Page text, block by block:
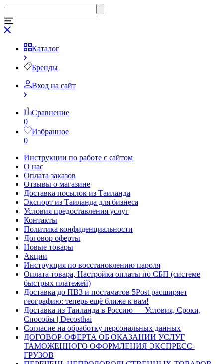
Каталог
Бренды
Вход на сайт
Сравнение
0
Избранное
0
Инструкции по работе с сайтом
О нас
Оплата заказов
Отзывы о магазине
Доставка посылок из Таиланда
Экспорт из Таиланда для бизнеса
Условия предоставления услуг
Контакты
Политика конфиденциальности
Договор оферты
Новые товары
Акции
Инструкция по восстановлению пароля
Оплата товара, Настройка оплаты по СБП (системе
быстрых платежей)
Доставка до ПВЗ и постаматов 5Post расширяет
географию: теперь ещё ближе к вам!
Доставка из Таиланда в Россию — Условия, Сроки,
Способы | Decosthai
Согласие на обработку персональных данных
ДОГОВОР-ОФЕРТА ОБ ОКАЗАНИИ УСЛУГ
ТАМОЖЕННОГО ОФОРМЛЕНИЯ ЭКСПРЕСС-
ГРУЗОВ